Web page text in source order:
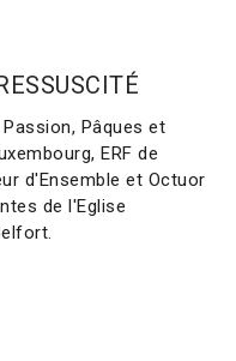
Pâques et
ERF de
d'Ensemble et Octuor
de l'Eglise